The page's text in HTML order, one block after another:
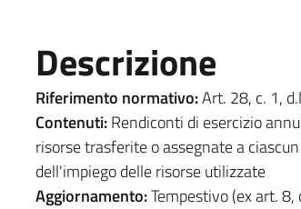
Descrizione
Riferimento normativo:Art. 28, c. 1,
Contenuti:Rendiconti di esercizio
risorse trasferite o assegnate a
dell'impiego delle risorse utilizzate
Aggiornamento:Tempestivo (ex art.